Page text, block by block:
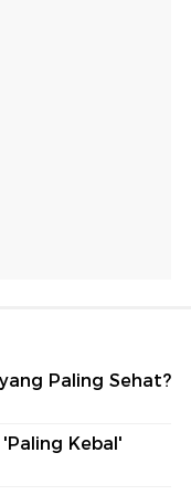
Paling Sehat?
Kebal'